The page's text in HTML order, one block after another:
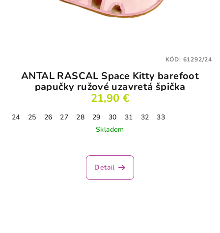
ANTAL RASCAL Space Kitty barefoot
papučky ružové uzavretá špička
21,90 €
24 25 26 27 28 29 30 31 32
33
Skladom
Detail
KÓD: 61292/24